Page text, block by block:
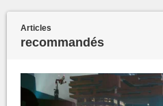
Articles
recommandés